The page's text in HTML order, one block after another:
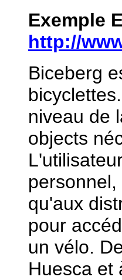
Exemple
http://
Biceberg
niveau de
objects
qu'aux
pour
un vélo.
Huesca et